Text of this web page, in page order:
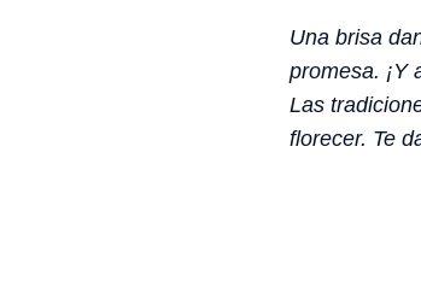
Una brisa
promesa. ¡Y
Las
florecer. Te